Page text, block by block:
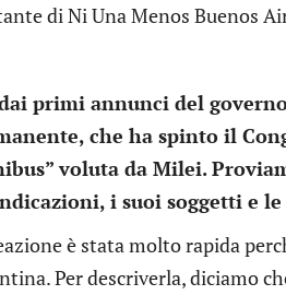
di Ni Una Menos Buenos
primi annunci del
che ha spinto il
voluta da Milei.
i suoi soggetti e le
è stata molto rapida
Per descriverla, diciamo